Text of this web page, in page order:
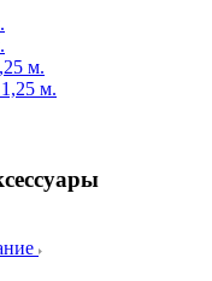
м.
м.